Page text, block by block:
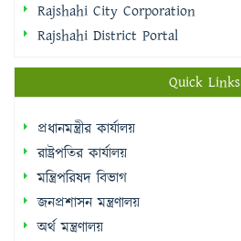
Rajshahi City Corporation
Rajshahi District Portal
Quick Links
প্রধানমন্ত্রীর কার্যালয়
রাষ্ট্রপতির কার্যালয়
মন্ত্রিপরিষদ বিভাগ
জনপ্রশাসন মন্ত্রণালয়
অর্থ মন্ত্রণালয়